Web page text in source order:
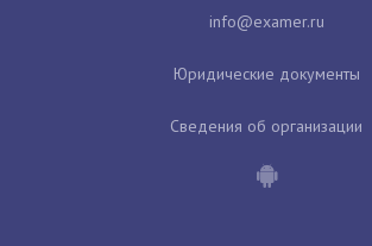
Юридические документы
Сведения об организации